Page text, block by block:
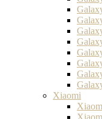
Xiaomi